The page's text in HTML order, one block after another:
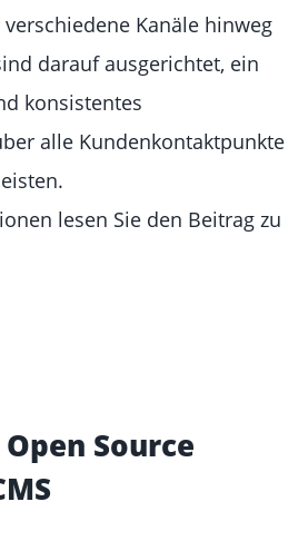
Kanäle hinweg
darauf ausgerichtet, ein
konsistentes
alle Kundenkontaktpunkte
lesen Sie den Beitrag zu
Open Source